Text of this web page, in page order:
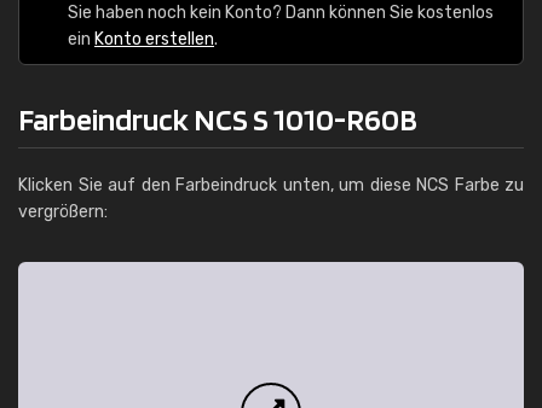
Sie haben noch kein Konto? Dann können Sie kostenlos
ein Konto erstellen.
Farbeindruck NCS S 1010-R60B
Klicken Sie auf den Farbeindruck unten, um diese NCS Farbe zu
vergrößern: